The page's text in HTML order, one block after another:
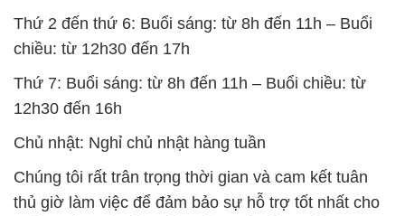
Thứ 2 đến thứ 6: Buổi sáng: từ 8h đến 11h – Buổi
chiều: từ 12h30 đến 17h
Thứ 7: Buổi sáng: từ 8h đến 11h – Buổi chiều: từ
12h30 đến 16h
Chủ nhật: Nghỉ chủ nhật hàng tuần
Chúng tôi rất trân trọng thời gian và cam kết tuân
thủ giờ làm việc để đảm bảo sự hỗ trợ tốt nhất cho